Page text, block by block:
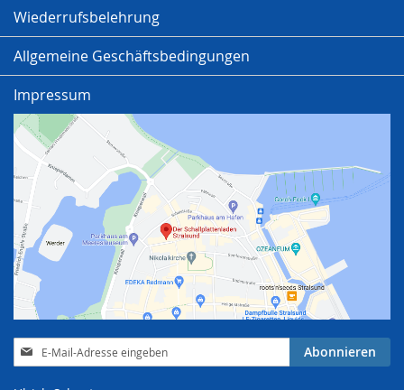
Wiederrufsbelehrung
Allgemeine Geschäftsbedingungen
Impressum
Anmeldung
zum
Abonnieren